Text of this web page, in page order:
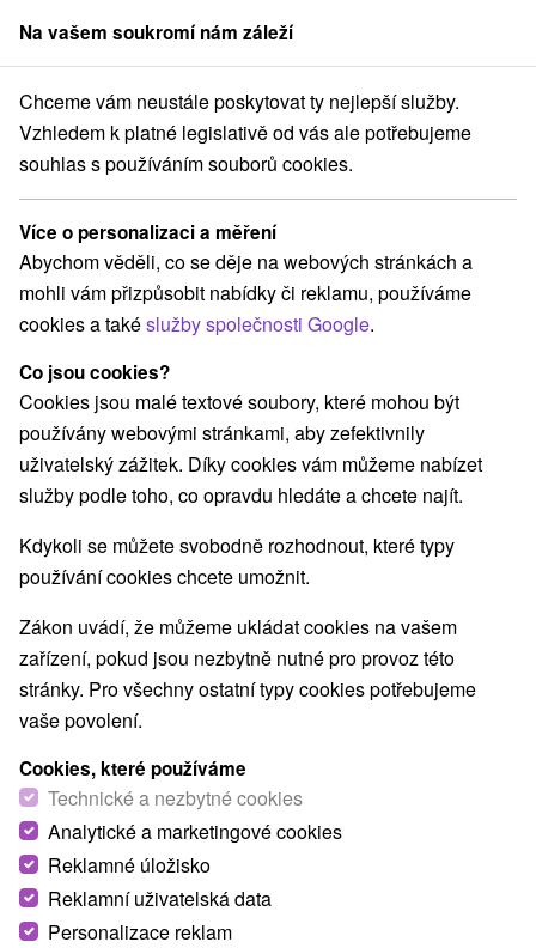
člen skupinySorger
Léčebný pobyt Zdravé dýchání
Lázně Tatranská Kotlina Vysoké Tatry
Vybrat termín
Ľutujeme, ale na stránke sa
vyskytla chyba
Skúste výber z nasledovných možností:
Pokračovať na úvode
Pokračovať na akciové pobyty
Pokračovať na najväčší výber hotelov na
Slovensku.
Nejčastější otázky o pobytu
Uvedené vzdálenosti jsou měřeny vzdušnou čarou,
skutečná délka cesty může být jiná.
které atrakce se nacházejí v
blízkosti?
Vyberte si kategorii, která vás zaujímá
Jaskyne Atrakce s dětmi
Turistické atrakcie
Na vašem soukromí nám záleží
Chceme vám neustále poskytovat ty nejlepší služby.
Vzhledem k platné legislativě od vás ale potřebujeme
souhlas s používáním souborů cookies.
Více o personalizaci a měření
Abychom věděli, co se děje na webových stránkách a
mohli vám přizpůsobit nabídky či reklamu, používáme
cookies a takéslužby společnosti Google.
Co jsou cookies?
Cookies jsou malé textové soubory, které mohou být
používány webovými stránkami, aby zefektivnily
uživatelský zážitek. Díky cookies vám můžeme nabízet
služby podle toho, co opravdu hledáte a chcete najít.
Kdykoli se můžete svobodně rozhodnout, které typy
používání cookies chcete umožnit.
Zákon uvádí, že můžeme ukládat cookies na vašem
zařízení, pokud jsou nezbytně nutné pro provoz této
stránky. Pro všechny ostatní typy cookies potřebujeme
vaše povolení.
Cookies, které používáme
Technické a nezbytné cookies
Analytické a marketingové cookies
Reklamné úložisko
Reklamní uživatelská data
Personalizace reklam